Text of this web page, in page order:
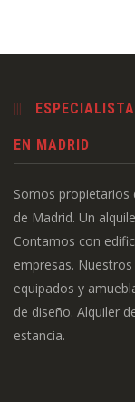
EN MADRID
Somos propietarios
de Madrid. Un
Contamos con
empresas.
equipados y
de diseño. Alquiler
estancia.